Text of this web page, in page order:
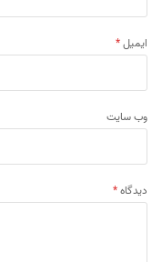
ایمیل*
وب‌ سایت
دیدگاه*